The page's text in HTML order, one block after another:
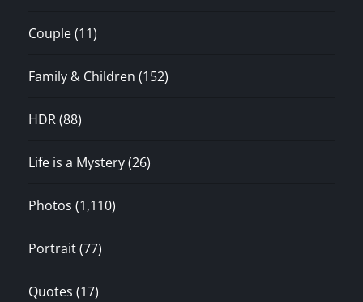
Couple(11)
Family & Children (152)
HDR(88)
Life is a Mystery(26)
Photos (1,110)
Portrait(77)
Quotes (17)